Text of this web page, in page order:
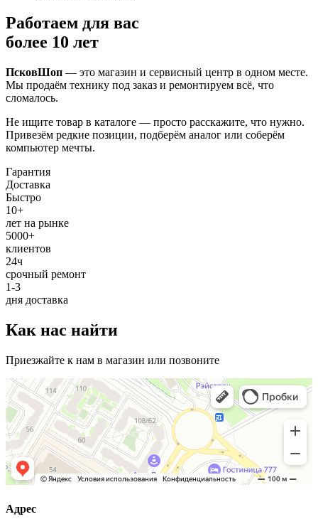
Работаем для вас
более 10 лет
ПсковШоп — это магазин и сервисный центр в одном месте.
Мы продаём технику под заказ и ремонтируем всё, что
сломалось.
Не ищите товар в каталоге — просто расскажите, что нужно.
Привезём редкие позиции, подберём аналог или соберём
компьютер мечты.
Гарантия
Доставка
Быстро
10+
лет на рынке
5000+
клиентов
24ч
срочный ремонт
1-3
дня доставка
Как нас найти
Приезжайте к нам в магазин или позвоните
Адрес